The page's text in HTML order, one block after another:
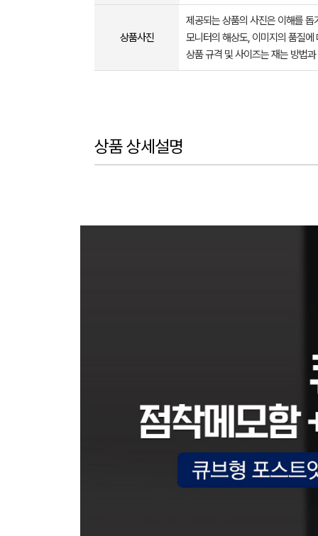
상품사진
제공되는 상품의 사진은 이해를
모니터의 해상도, 이미지의 품질
상품 규격 및 사이즈는 재는 방법
상품 상세설명